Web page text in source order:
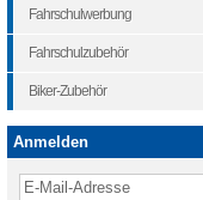
Fahrschulwerbung
Fahrschulzubehör
Biker-Zubehör
Anmelden